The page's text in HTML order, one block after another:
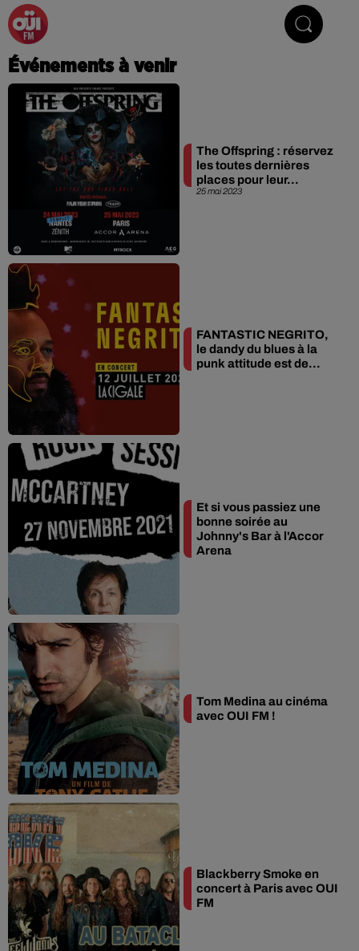
Événements à venir
25 mai 2023
The Offspring : réservez
les toutes dernières
places pour leur...
FANTASTIC NEGRITO,
le dandy du blues à la
punk attitude est de...
Et si vous passiez une
bonne soirée au
Johnny's Bar à l'Accor
Arena
Tom Medina au cinéma
avec OUI FM !
Blackberry Smoke en
concert à Paris avec OUI
FM